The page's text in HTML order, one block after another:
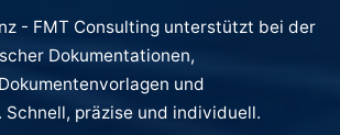
- FMT Consulting unterstützt bei der
Dokumentationen,
und
präzise und individuell.